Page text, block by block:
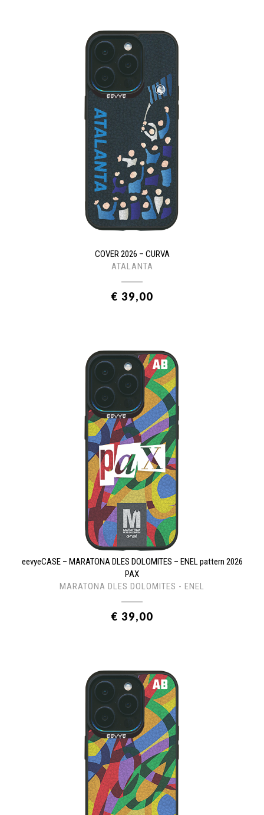
COVER 2026 – CURVA
ATALANTA
€ 39,00
eevyeCASE – MARATONA DLES DOLOMITES – ENEL pattern 2026
PAX
MARATONA DLES DOLOMITES - ENEL
€ 39,00